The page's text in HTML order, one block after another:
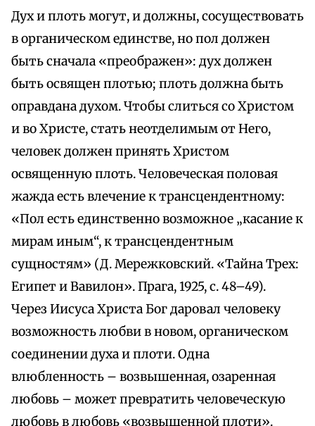
Дух и плоть могут, и должны, сосуществовать
в органическом единстве, но пол должен
быть сначала «преображен»: дух должен
быть освящен плотью; плоть должна быть
оправдана духом. Чтобы слиться со Христом
и во Христе, стать неотделимым от Него,
человек должен принять Христом
освященную плоть. Человеческая половая
жажда есть влечение к трансцендентному:
«Пол есть единственно возможное „касание к
мирам иным“, к трансцендентным
сущностям» (Д. Мережковский. «Тайна Трех:
Египет и Вавилон». Прага, 1925, с. 48–49).
Через Иисуса Христа Бог даровал человеку
возможность любви в новом, органическом
соединении духа и плоти. Одна
влюбленность – возвышенная, озаренная
любовь – может превратить человеческую
любовь в любовь «возвышенной плоти».